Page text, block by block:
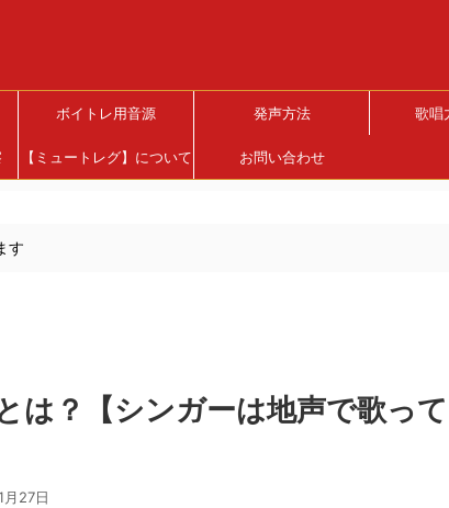
ボイトレ用音源 発声方法 歌唱
【ミュートレグ】について お問い合わせ
す
は？【シンガーは地声で歌っ
月27日